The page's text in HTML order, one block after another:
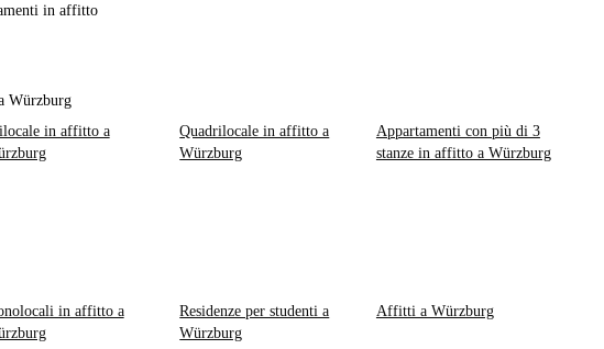
in affitto
Würzburg
in affitto a
Quadrilocale in affitto a
Würzburg
Appartamenti con più di 3
stanze in affitto a Würzburg
in affitto a
Residenze per studenti a
Würzburg
Affitti a Würzburg